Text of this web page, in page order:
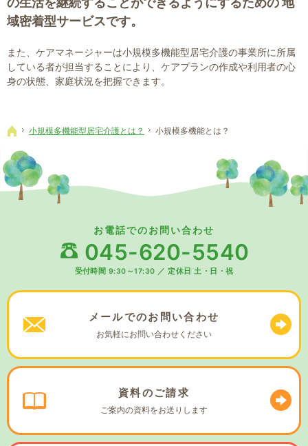
域密着型サービスです。
また、ケアマネージャーは小規模多機能型居宅介護の事業所に所属
している者が担当することにより、ケアプランの作成や利用者の心
身の状態、家庭状況を把握できます。
ホーム
小規模多機能型居宅介護とは？ 小規模多機能とは？
お電話でのお問い合わせ
045-620-5540
受付時間 9:30～17:30 ／ 定休日 土・日・祝
メールでのお問い合わせ
お気軽にお問い合わせください
資料のご請求
ご案内の資料をお送りします